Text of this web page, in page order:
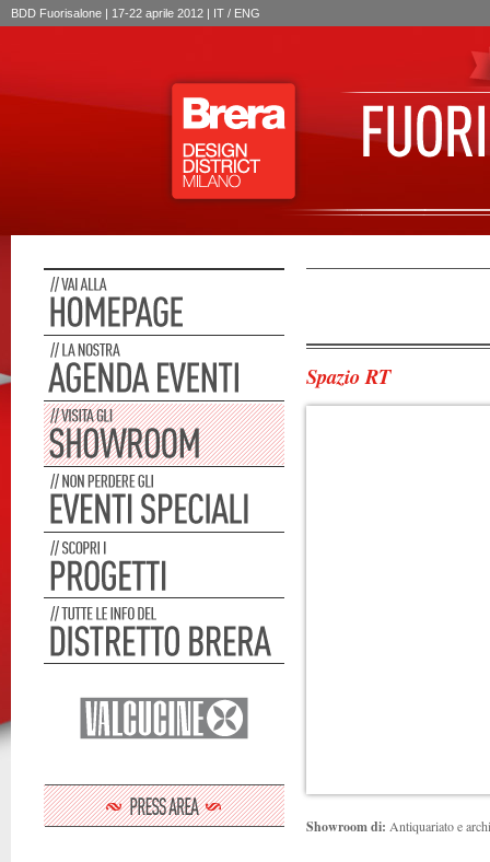
BDD Fuorisalone | 17-22 aprile 2012 | IT / ENG
Spazio RT
Showroom di: Antiquariato e